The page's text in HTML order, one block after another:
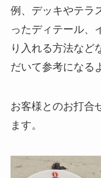
例、デッキやテラ
ったディテール、
り入れる方法など
だいて参考になる
お客様とのお打合
ます。